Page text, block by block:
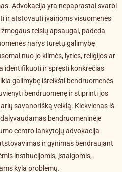
Advokacija yra nepaprastai svarbi
ir atstovauti įvairioms visuomenės
teisių apsaugai, padeda
narys turėtų galimybę
nuo jo kilmės, lyties, religijos ar
identifikuoti ir spręsti konkrečias
galimybę išreikšti bendruomenės
bendruomenę ir stiprinti jos
savanorišką veiklą. Kiekvienas iš
bendruomeninėje
centro lankytojų advokacija
ir gynimas bendraujant
institucijomis, įstaigomis,
kyla problemų.